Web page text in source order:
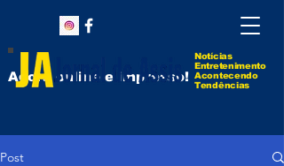
Notícias
Entretenimento
Acontecendo
Tendências
Agora online e impresso!
Post